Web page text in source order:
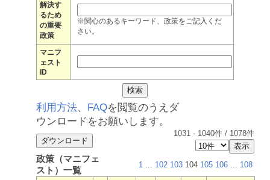
解決す
るため
の重要
政策
※関心のあるキーワード、政策をご記入くだ
さい。
マニフ
ェスト
ID
利用方法、 FAQを閲覧のうえダ
ウンロードをお願いします。
1031 - 1040件 / 1078件
政策（マニフェ
スト）一覧
1 ... 102 103 104 105 106 ... 108